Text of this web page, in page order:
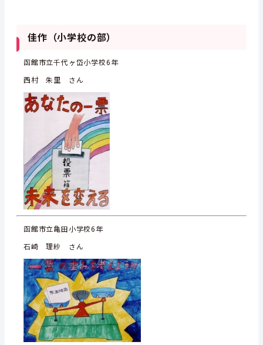
佳作（小学校の部）
函館市立千代ヶ岱小学校6年
西村 朱里 さん
函館市立亀田小学校6年
石崎 理紗 さん